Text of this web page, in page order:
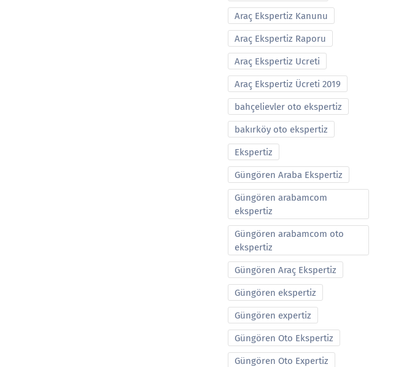
Araç Ekspertiz Kanunu
Araç Ekspertiz Raporu
Araç Ekspertiz Ucreti
Araç Ekspertiz Ücreti 2019
bahçelievler oto ekspertiz
bakırköy oto ekspertiz
Ekspertiz
Güngören Araba Ekspertiz
Güngören arabamcom
ekspertiz
Güngören arabamcom oto
ekspertiz
Güngören Araç Ekspertiz
Güngören ekspertiz
Güngören expertiz
Güngören Oto Ekspertiz
Güngören Oto Expertiz